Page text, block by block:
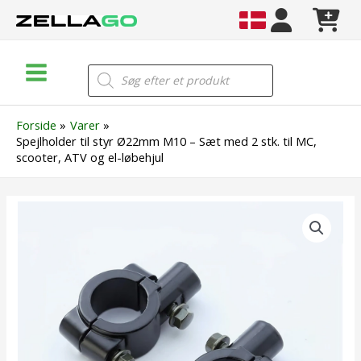
Menu
Products
search
Forside
Varer
Spejlholder til styr Ø22mm M10 – Sæt med 2 stk. til MC,
scooter, ATV og el-løbehjul